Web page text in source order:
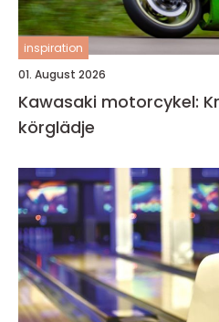
inspiration
01. August 2026
Kawasaki motorcykel:
körglädje